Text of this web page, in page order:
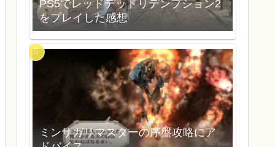
PS5でレッドデッドリデンプション2
をプレイした感想
ミンサガリマスターの序盤攻略にア